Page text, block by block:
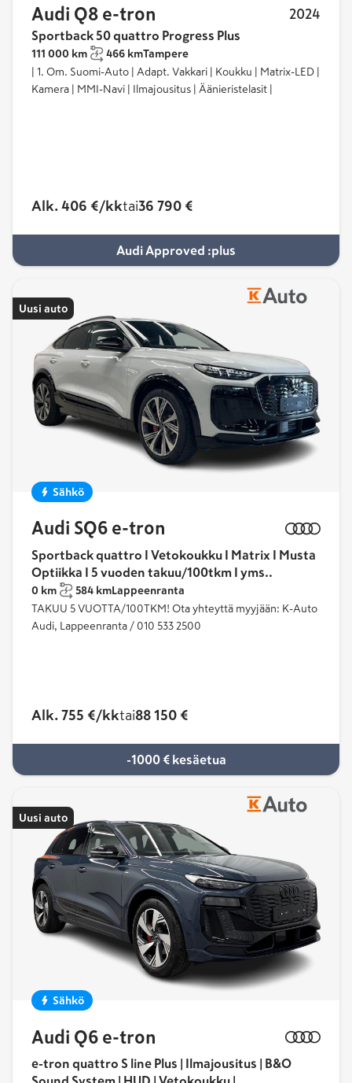
Audi Q8 e-tron 2024
Sportback 50 quattro Progress Plus
111 000 km 466 kmTampere
| 1. Om. Suomi-Auto | Adapt. Vakkari | Koukku | Matrix-LED |
Kamera | MMI-Navi | Ilmajousitus | Äänieristelasit |
Alk. 406 €/kktai36 790 €
Audi Approved :plus
Uusi auto
Sähkö
Audi SQ6 e-tron
Sportback quattro I Vetokoukku I Matrix I Musta
Optiikka I 5 vuoden takuu/100tkm I yms..
0 km 584 kmLappeenranta
TAKUU 5 VUOTTA/100TKM! Ota yhteyttä myyjään: K-Auto
Audi, Lappeenranta / 010 533 2500
Alk. 755 €/kktai88 150 €
-1000 € kesäetua
Uusi auto
Sähkö
Audi Q6 e-tron
e-tron quattro S line Plus | Ilmajousitus | B&O